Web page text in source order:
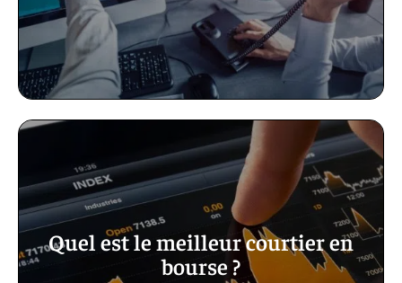
Quel est le meilleur courtier en
bourse ?